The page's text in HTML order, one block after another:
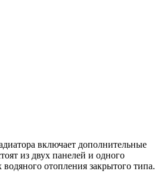
включает дополнительные
из двух панелей и одного
отопления закрытого типа.